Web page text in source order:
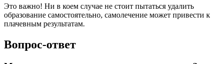
Это важно! Ни в коем случае не стоит пытаться удалить
образование самостоятельно, самолечение может привести к
плачевным результатам.
Вопрос-ответ